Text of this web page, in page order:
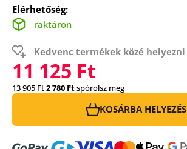
Elérhetőség:
raktáron
Kedvenc termékek közé helyezni
11 125 Ft
13 905 Ft2 780 Ftspórolsz meg
KOSÁRBA HELYEZÉS